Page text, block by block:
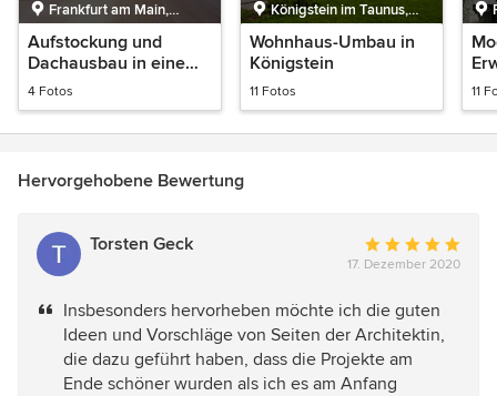
Frankfurt am Main,
Hessen
Aufstockung und
Dachausbau in einem
Gründerzeithaus
4 Fotos
Königstein im Taunus,
Hessen
Wohnhaus-Umbau in
Königstein
11 Fotos 11
Hervorgehobene Bewertung
Torsten Geck
Bewertung:
von
5
Sternen
17. Dezember 2020
Insbesonders hervorheben möchte ich die guten
Ideen und Vorschläge von Seiten der Architektin,
die dazu geführt haben, dass die Projekte am
Ende schöner wurden als ich es am Anfang